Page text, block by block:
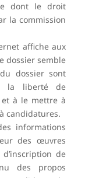
dont le droit
la commission
affiche aux
dossier semble
dossier sont
la liberté de
à le mettre à
candidatures.
informations
des œuvres
de
des propos